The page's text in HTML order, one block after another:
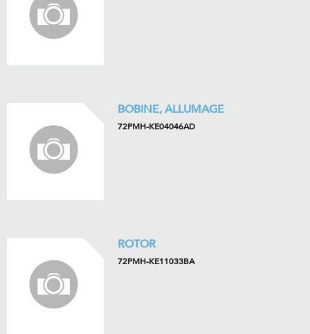
BOBINE, ALLUMAGE
72PMH-KE04046AD
ROTOR
72PMH-KE11033BA